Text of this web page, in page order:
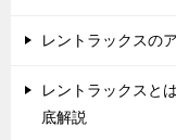
レントラックスの
レントラックスと
底解説